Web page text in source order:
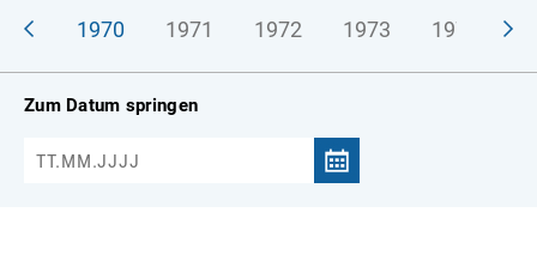
1970 1971 1972 1973 1974
Zum Datum springen